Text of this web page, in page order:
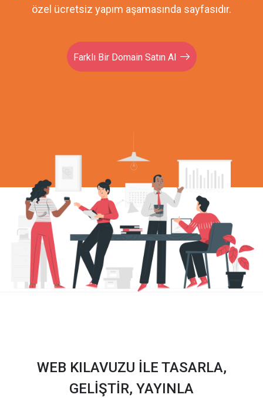
özel ücretsiz yapım aşamasında sayfasıdır.
Farklı Bir Domain Satın Al
WEB KILAVUZU İLE TASARLA,
GELİŞTİR, YAYINLA